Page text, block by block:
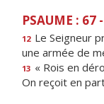
PSAUME : 67
12 Le Seigneur
une armée de
13 « Rois en
On reçoit en